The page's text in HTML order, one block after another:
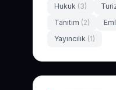
Hukuk (3)
Tanıtım (2)
Yayıncılık (1)